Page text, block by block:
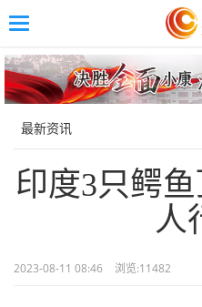
Skip
to
main
content
Toggle
最新资讯
印度3只鳄
人
2023-08-11 08:46 浏览:11482